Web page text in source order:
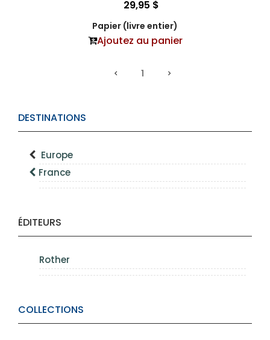
DESTINATIONS
Europe
France
ÉDITEURS
Rother
COLLECTIONS
29,95 $
Papier (livre entier)
Ajoutez au panier
1